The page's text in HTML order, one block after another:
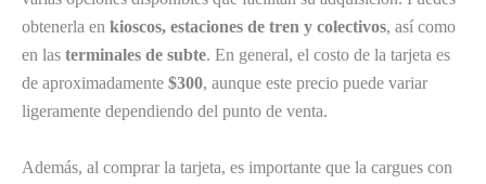
obtenerla en kioscos, estaciones de tren y colectivos, así como
en las terminales de subte. En general, el costo de la tarjeta es
de aproximadamente $300, aunque este precio puede variar
ligeramente dependiendo del punto de venta.
Además, al comprar la tarjeta, es importante que la cargues con